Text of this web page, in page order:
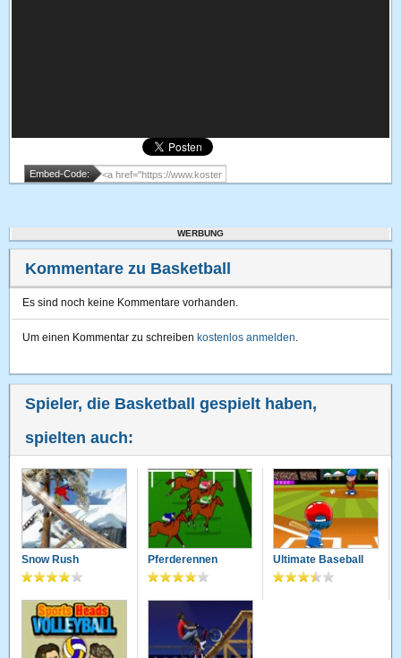
Embed-Code:
WERBUNG
Kommentare zu Basketball
Es sind noch keine Kommentare vorhanden.
Um einen Kommentar zu schreiben kostenlos anmelden.
Spieler, die Basketball gespielt haben,
spielten auch:
Snow Rush Pferderennen Ultimate Baseball